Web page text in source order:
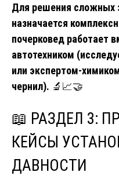
Для решения сложных
назначается
почерковед работает
автотехником
или экспертом-
чернил). 🔬📈🤝
📖 РАЗДЕЛ 3:
КЕЙСЫ
ДАВНОСТИ